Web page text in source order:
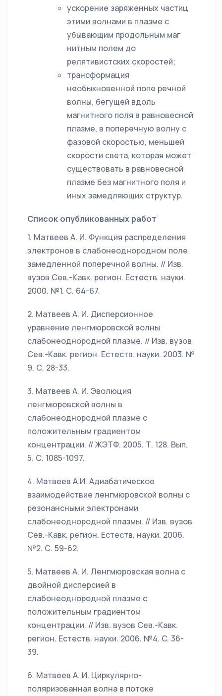
ускорение заряженных частиц
этими волнами в плазме с
убывающим продольным маг
нитным полем до
релятивистских скоростей;
трансформация
необыкновенной попе речной
волны, бегущей вдоль
магнитного поля в равновесной
плазме, в поперечную волну с
фазовой скоростью, меньшей
скорости света, которая может
существовать в равновесной
плазме без магнитного поля и
иных замедляющих структур.
Список опубликованных работ
1. Матвеев А. И. Функция распределения
электронов в слабонеоднородном поле
замедленной поперечной волны. // Изв.
вузов Сев.-Кавк. регион. Естеств. науки.
2000. №1. С. 64-67.
2. Матвеев А. И. Дисперсионное
уравнение ленгмюровской волны
слабонеоднородной плазме. // Изв. вузов
Сев.-Кавк. регион. Естеств. науки. 2003. №
9. С. 28-33.
3. Матвеев А. И. Эволюция
ленгмюровской волны в
слабонеоднородной плазме с
положительным градиентом
концентрации. // ЖЭТФ. 2005. Т. 128. Вып.
5. С. 1085-1097.
4. Матвеев А.И. Адиабатическое
взаимодействие ленгмюровской волны с
резонансными электронами
слабонеоднородной плазмы. // Изв. вузов
Сев.-Кавк. регион. Естеств. науки. 2006.
№2. С. 59-62.
5. Матвеев А. И. Ленгмюровская волна с
двойной дисперсией в
слабонеоднородной плазме с
положительным градиентом
концентрации. // Изв. вузов Сев.-Кавк.
регион. Естеств. науки. 2006. №4. C. 36-
39.
6. Матвеев А. И. Циркулярно-
поляризованная волна в потоке